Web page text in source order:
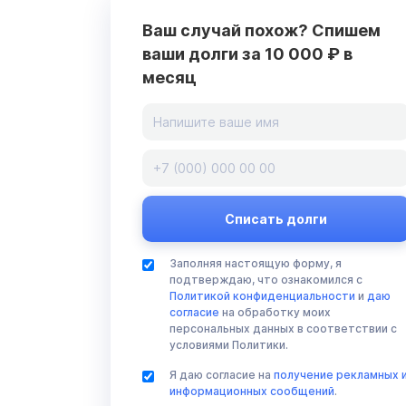
Ваш случай похож? Спишем
ваши долги за 10 000 ₽ в
месяц
Заполняя настоящую форму, я
подтверждаю, что ознакомился с
Политикой конфиденциальности и даю
согласие на обработку моих
персональных данных в соответствии с
условиями Политики.
Я даю согласие на получение рекламных
информационных сообщений.